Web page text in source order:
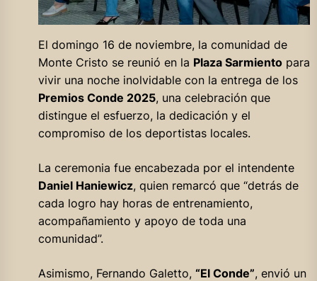
El domingo 16 de noviembre, la comunidad de
Monte Cristo se reunió en la Plaza Sarmientopara
vivir una noche inolvidable con la entrega de los
Premios Conde 2025, una celebración que
distingue el esfuerzo, la dedicación y el
compromiso de los deportistas locales.
La ceremonia fue encabezada por el intendente
Daniel Haniewicz, quien remarcó que “detrás de
cada logro hay horas de entrenamiento,
acompañamiento y apoyo de toda una
comunidad”.
Asimismo, Fernando Galetto, “El Conde”, envió un